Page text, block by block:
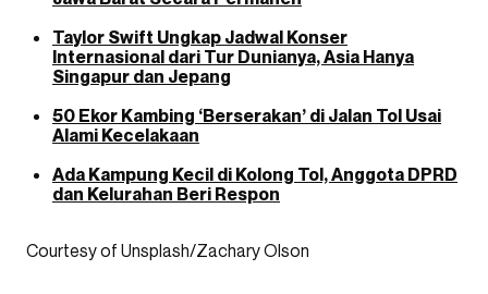
Taylor Swift Ungkap Jadwal Konser
Internasional dari Tur Dunianya, Asia Hanya
Singapur dan Jepang
50 Ekor Kambing ‘Berserakan’ di Jalan Tol Usai
Alami Kecelakaan
Ada Kampung Kecil di Kolong Tol, Anggota DPRD
dan Kelurahan Beri Respon
Courtesy of Unsplash/Zachary Olson